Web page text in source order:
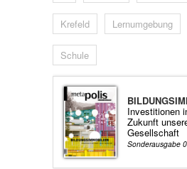
Krefeld Lernumgebung
Schule
Investitionen
Zukunft
Gesellschaft
Sonderausgabe